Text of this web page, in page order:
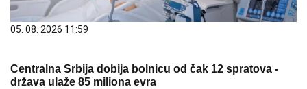
05. 08. 2026 11:59
Centralna Srbija dobija bolnicu od čak 12 spratova -
država ulaže 85 miliona evra